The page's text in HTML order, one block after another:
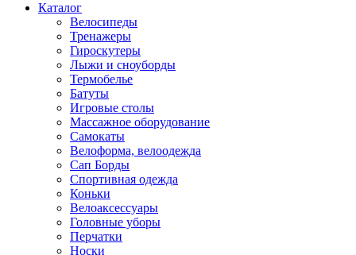
Каталог
Велосипеды
Тренажеры
Гироскутеры
Лыжи и сноуборды
Термобелье
Батуты
Игровые столы
Массажное оборудование
Самокаты
Велоформа, велоодежда
Сап Борды
Спортивная одежда
Коньки
Велоаксессуары
Головные уборы
Перчатки
Носки